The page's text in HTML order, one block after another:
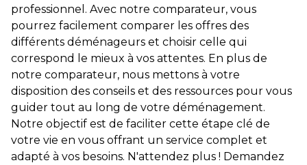
professionnel. Avec notre comparateur, vous
pourrez facilement comparer les offres des
différents déménageurs et choisir celle qui
correspond le mieux à vos attentes. En plus de
notre comparateur, nous mettons à votre
disposition des conseils et des ressources pour vous
guider tout au long de votre déménagement.
Notre objectif est de faciliter cette étape clé de
votre vie en vous offrant un service complet et
adapté à vos besoins. N'attendez plus ! Demandez